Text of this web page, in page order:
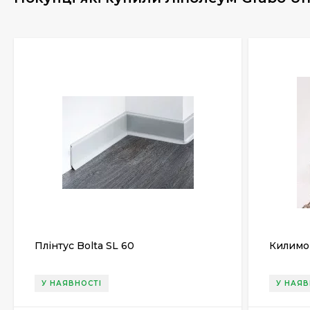
Плінтус Bolta SL 60
У НАЯВНОСТІ У